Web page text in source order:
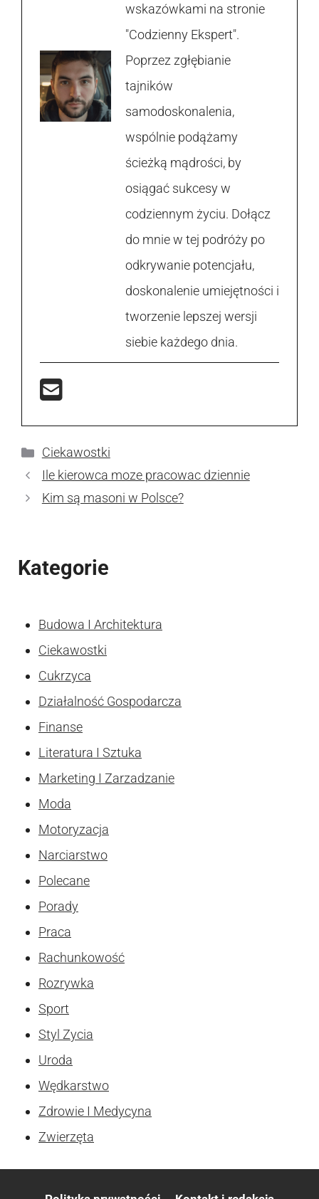
wskazówkami na stronie
"Codzienny Ekspert".
Poprzez zgłębianie
tajników
samodoskonalenia,
wspólnie podążamy
ścieżką mądrości, by
osiągać sukcesy w
codziennym życiu. Dołącz
do mnie w tej podróży po
odkrywanie potencjału,
doskonalenie umiejętności i
tworzenie lepszej wersji
siebie każdego dnia.
Kategorie
Ciekawostki
Ile kierowca moze pracowac dziennie
Kim są masoni w Polsce?
Kategorie
Budowa I Architektura
Ciekawostki
Cukrzyca
Działalność Gospodarcza
Finanse
Literatura I Sztuka
Marketing I Zarzadzanie
Moda
Motoryzacja
Narciarstwo
Polecane
Porady
Praca
Rachunkowość
Rozrywka
Sport
Styl Zycia
Uroda
Wędkarstwo
Zdrowie I Medycyna
Zwierzęta